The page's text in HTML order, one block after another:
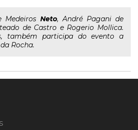
Medeiros Neto, André Pagani de
de Castro e Rogerio Mollica.
também participa do evento a
Rocha.